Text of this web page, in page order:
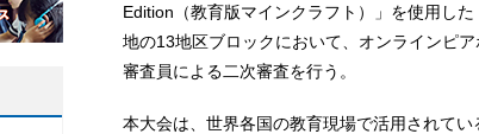
Edition（教育版マインクラフト）」を使用し
地の13地区ブロックにおいて、オンラインピ
審査員による二次審査を行う。
本大会は、世界各国の教育現場で活用されてい